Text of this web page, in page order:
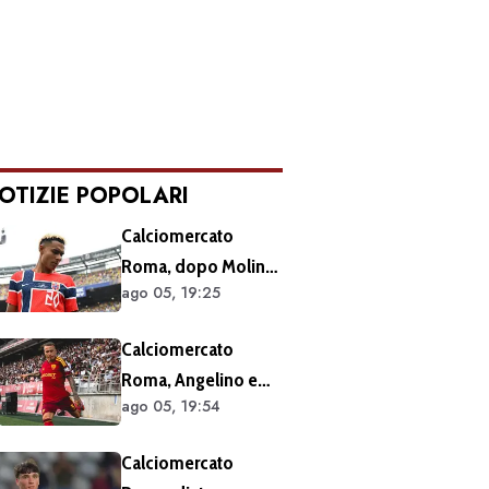
POPOLARI
Calciomercato
Roma, dopo Molina
si accelera sugli
prossimi obiettivi
ago 05, 19:25
Calciomercato
Roma, Angelino e
Kumbulla salutano:
Spagna
ago 05, 19:54
Calciomercato